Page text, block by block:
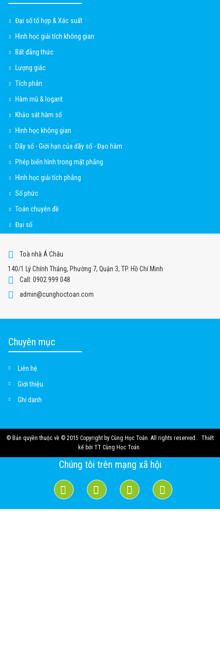
Đại số tổ hợp & Xác suất
Hình học giải tích không gian
Bất đẳng thức
Lượng giác
Tích phân
Hàm mũ & logarit
Khảo sát hàm số
Hình học không gian
Dãy số - Giới hạn của dãy số - Đạo hàm
Phép biến hình trong mặt phẳng
Hình học giải tích phẳng
Số phức
Toán chuyên đề
Đại số
Toà nhà Á Châu
140/1 Lý Chính Thắng, Phường 7, Quận 3, TP. Hồ Chí Minh
Call: 0902 999 048
admin@cunghoctoan.com
Chuyên mục
Liên hệ
Giới thiệu
Ghi danh
© Bản quyền thuộc về © 2015 Copyright by Cùng Học Toán. All rights reserved.
Thiết
kế bởi TT Cùng Học Toán
Chúng tôi trên mạng xã hội